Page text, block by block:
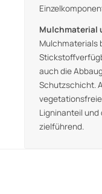
Mulchmaterial
Mulchmaterials
auch die
Schutzschicht.
Ligninanteil
zielführend.